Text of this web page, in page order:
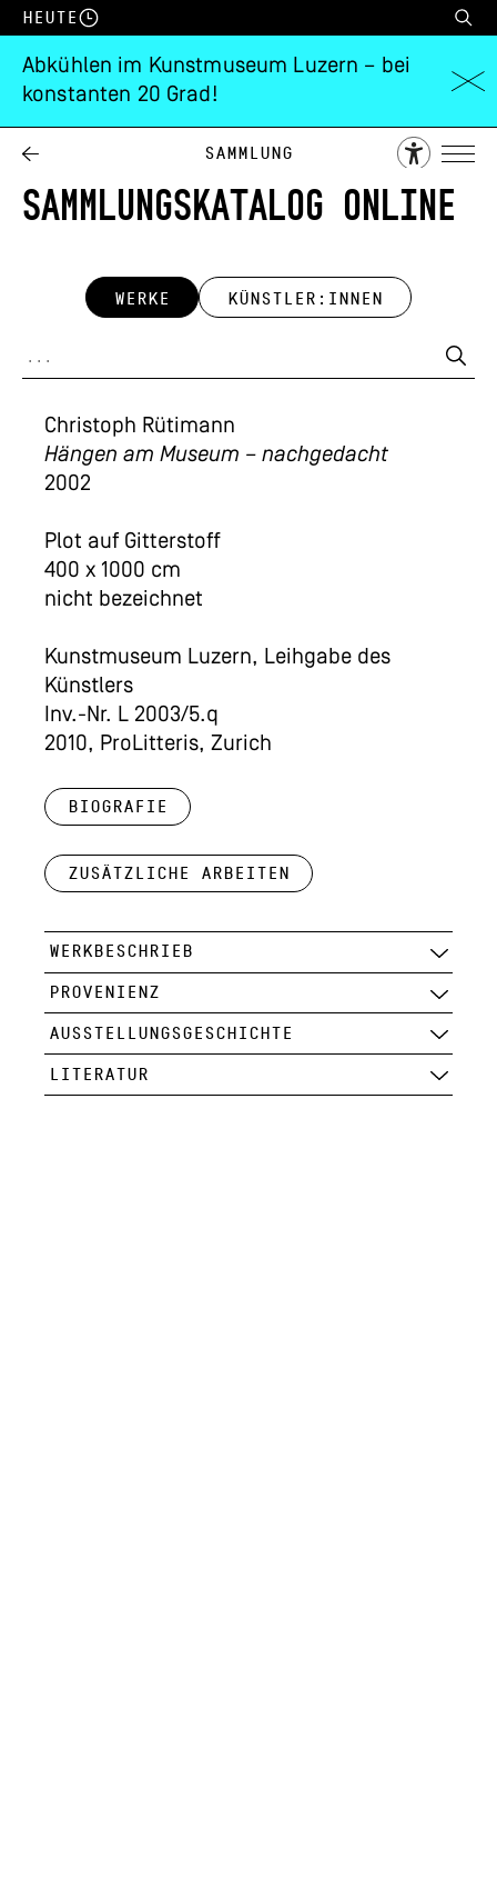
Heute
Abkühlen im Kunstmuseum Luzern – bei
konstanten 20 Grad!
Sammlung
SAMMLUNGSKATALOG ONLINE
WERKE KÜNSTLER:INNEN
Christoph Rütimann
Hängen am Museum – nachgedacht
2002
Plot auf Gitterstoff
400 x 1000 cm
nicht bezeichnet
Kunstmuseum Luzern, Leihgabe des
Künstlers
Inv.-Nr. L 2003/5.q
2010, ProLitteris, Zurich
Biografie
Zusätzliche Arbeiten
WERKBESCHRIEB
PROVENIENZ
AUSSTELLUNGSGESCHICHTE
LITERATUR